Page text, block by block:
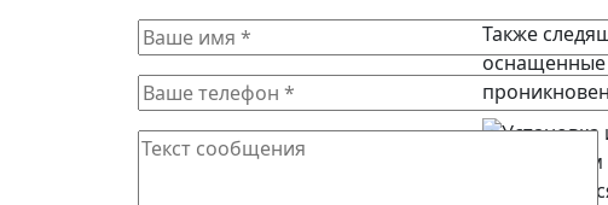
Также
оснащенные
Прежде,